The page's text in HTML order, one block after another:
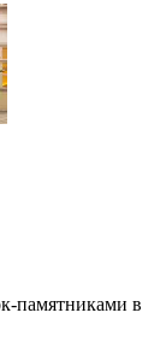
памятниками в